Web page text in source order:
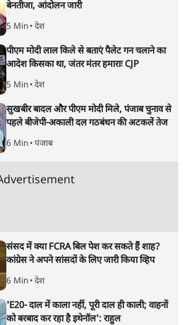
की समतावादी माँगों के ख़िलाफ़ उच्च
जा सकता है। हिंदुत्व परियोजना
है जिसमें अब तक ब्राह्मणवादी
करने का वादा किया गया है।
उठापटक, जाति को ख़त्म करने
लाने के आंदोलन के लिए एक बड़ा
माँगों के ख़िलाफ़ उच्च जातियों
जिन्हें ‘हिंदुत्व’ के रूप में भी
मुश्किल नहीं है। वी डी सावरकर ने
1923) में इसे बड़ी स्पष्टता
गोलवलकर ने इसे आगे बढ़ाया है। मूल